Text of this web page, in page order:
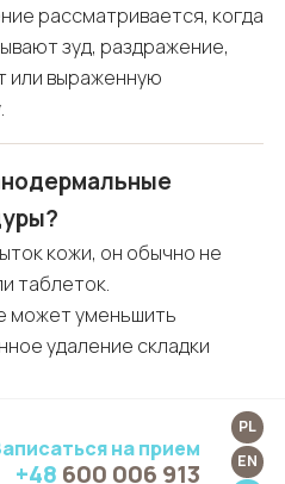
на прием
+48 600 006 913
PL
EN
рассматривается, когда
зуд, раздражение,
или выраженную
кожи, он обычно не
таблеток.
может уменьшить
удаление складки
складки